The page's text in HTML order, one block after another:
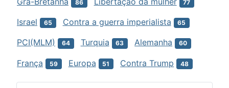
86 77
Israel 65 Contra a guerra imperialista 65
PCI(MLM) 64 Turquia 63 Alemanha 60
França 59 Europa 51 Contra Trump 48